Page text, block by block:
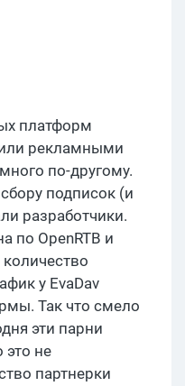
платформ
рекламными
по-другому.
подписок (и
разработчики.
по OpenRTB и
у EvaDav
Так что смело
эти парни
не
партнерки